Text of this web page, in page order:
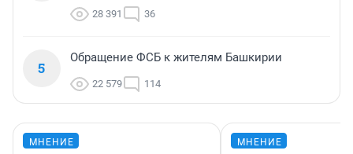
28 391 36
5
Обращение ФСБ к жителям Башкирии
22 579 114
МНЕНИЕ МНЕНИЕ